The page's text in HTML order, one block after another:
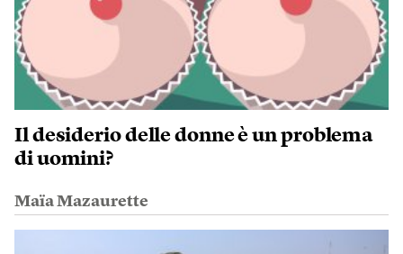
Il desiderio delle donne è un problema
di uomini?
Maïa Mazaurette